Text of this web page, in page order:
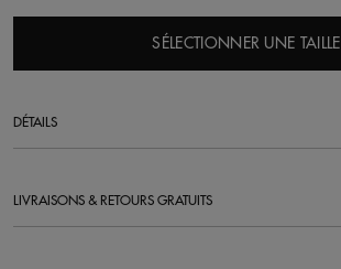
SÉLECTIONNER UNE TAILLE
DÉTAILS
LIVRAISONS & RETOURS GRATUITS